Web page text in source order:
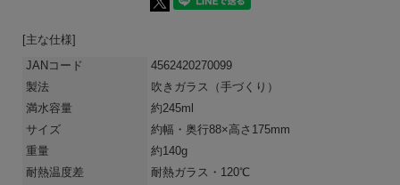
[主な仕様]
JANコード
4562420270099
製法
吹きガラス（手づくり）
満水容量
約245ml
サイズ
約幅・奥行88×高さ175mm
重量
約140g
耐熱温度差
耐熱ガラス・120℃